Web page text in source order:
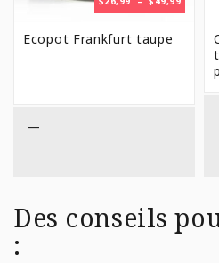
DE
Ecopot Frankfurt taupe
—
Des conseils
: